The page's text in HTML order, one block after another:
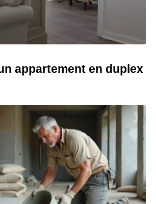
chape mortier allégé :
l’utiliser ?